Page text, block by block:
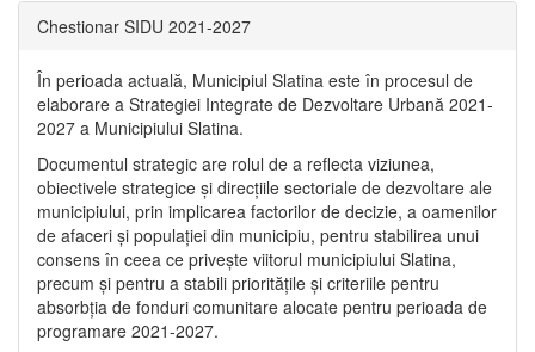
Chestionar SIDU 2021-2027
În perioada actuală, Municipiul Slatina este în procesul de
elaborare a Strategiei Integrate de Dezvoltare Urbană 2021‐
2027 a Municipiului Slatina.
Documentul strategic are rolul de a reflecta viziunea,
obiectivele strategice și direcțiile sectoriale de dezvoltare ale
municipiului, prin implicarea factorilor de decizie, a oamenilor
de afaceri și populației din municipiu, pentru stabilirea unui
consens în ceea ce privește viitorul municipiului Slatina,
precum și pentru a stabili prioritățile și criteriile pentru
absorbția de fonduri comunitare alocate pentru perioada de
programare 2021-2027.